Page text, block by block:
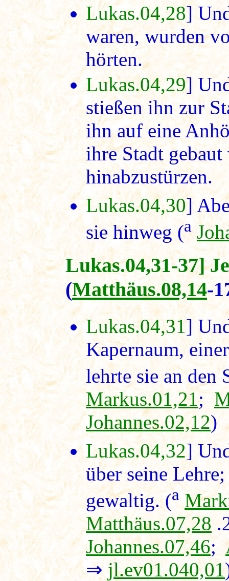
Lukas.04,28]
waren, wurden
hörten.
Lukas.04,29]
stießen ihn zur
ihn auf eine
ihre Stadt
hinabzustürzen.
Lukas.04,30]
sie hinweg (a
Lukas.04,31-37]
(Matthäus.08,14-
Lukas.04,31]
Kapernaum,
lehrte sie an den
Markus.01,21;
Johannes.02,12)
Lukas.04,32]
über seine
gewaltig. (a
Matthäus.07,28
Johannes.07,46;
⇒ jl.ev01.040,01